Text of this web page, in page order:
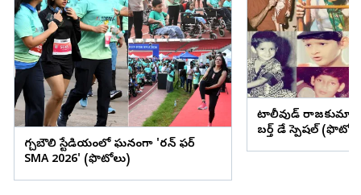
గచ్చిబౌలి స్టేడియంలో ఘనంగా 'రన్ ఫర్
SMA 2026' (ఫొటోలు)
టాలీవుడ్
బర్త్ డే స్పెషల్